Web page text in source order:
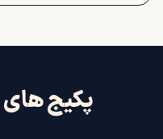
پکیج های